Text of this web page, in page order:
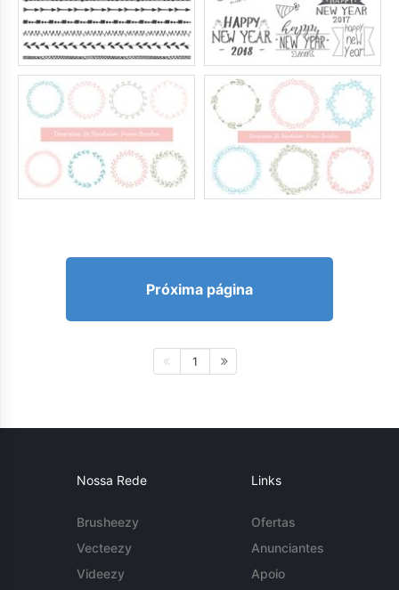
Próxima página
1
Nossa Rede
Brusheezy
Vecteezy
Videezy
Links
Ofertas
Anunciantes
Apoio